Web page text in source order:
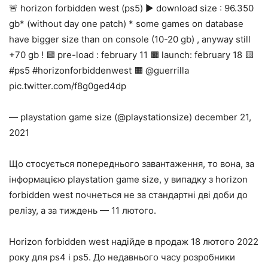
🚨 horizon forbidden west (ps5) ▶️ download size : 96.350
gb* (without day one patch) * some games on database
have bigger size than on console (10-20 gb) , anyway still
+70 gb ! 🟩 pre-load : february 11 🟫 launch: february 18 🟨
#ps5 #horizonforbiddenwest 🟧 @guerrilla
pic.twitter.com/f8g0ged4dp
— playstation game size (@playstationsize) december 21,
2021
Що стосується попереднього завантаження, то вона, за
інформацією playstation game size, у випадку з horizon
forbidden west почнеться не за стандартні дві доби до
релізу, а за тиждень — 11 лютого.
Horizon forbidden west надійде в продаж 18 лютого 2022
року для ps4 і ps5. До недавнього часу розробники